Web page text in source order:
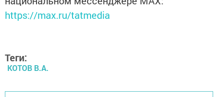
https://max.ru/tatmedia
Теги:
КОТОВ В.А.